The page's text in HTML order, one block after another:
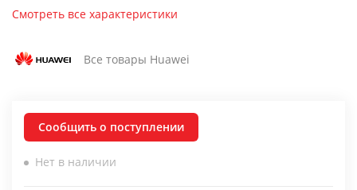
Смотреть все характеристики
Все товары Huawei
Сообщить о поступлении
Нет в наличии